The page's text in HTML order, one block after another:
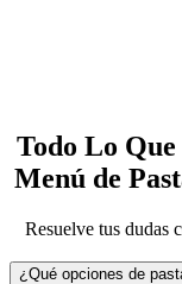
Todo Lo Que
Menú de
Resuelve tus dudas
¿Qué opciones de